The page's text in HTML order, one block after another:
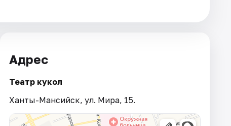
Адрес
Театр кукол
Ханты-Мансийск, ул. Мира, 15.